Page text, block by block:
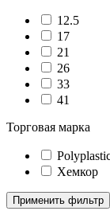
12.5
17
21
26
33
41
Торговая марка
Хемкор
Применить фильтр